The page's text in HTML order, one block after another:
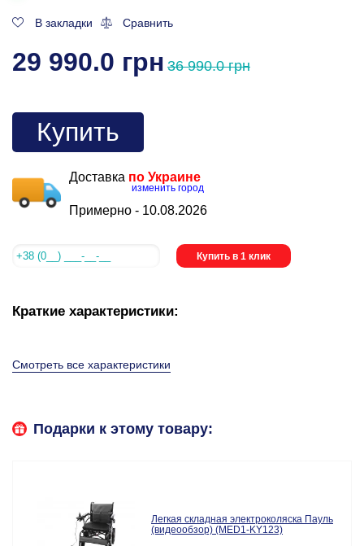
В закладки Сравнить
29 990.0 грн 36 990.0 грн
Купить
Доставка по Украине
изменить город
Примерно - 10.08.2026
Купить в 1 клик
Краткие характеристики:
Смотреть все характеристики
Подарки к этому товару:
Легкая складная электроколяска Пауль
(видеообзор) (MED1-KY123)